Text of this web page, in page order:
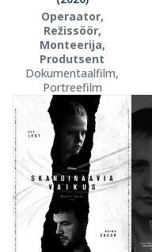
Operaator,
Režissöör,
Monteerija,
Produtsent
Dokumentaalfilm,
Portreefilm